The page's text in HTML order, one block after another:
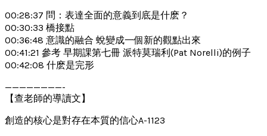
00:28:37 問：表達全面的意義到底是什麽？
00:30:33 橋接點
00:36:48 意識的融合 蛻變成一個新的觀點出來
00:41:21 參考 早期課第七冊 派特莫瑞利(Pat Norelli)的例子
00:42:08 什麽是完形
————————-
【查老師的導讀文】
創造的核心是對存在本質的信心A-1123